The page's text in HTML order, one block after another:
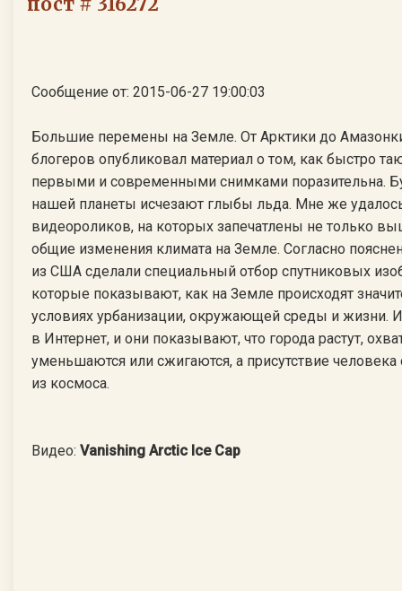
Сообщение от: 2015-06-27 19:00:03
Большие перемены на Земле. От Арктики до
блогеров опубликовал материал о том, как быстро
первыми и современными снимками поразительна.
нашей планеты исчезают глыбы льда. Мне же
видеороликов, на которых запечатлены не только
общие изменения климата на Земле. Согласно
из США сделали специальный отбор спутниковых
которые показывают, как на Земле происходят
условиях урбанизации, окружающей среды и жизни.
в Интернет, и они показывают, что города растут,
уменьшаются или сжигаются, а присутствие
из космоса.
Видео: Vanishing Arctic Ice Cap